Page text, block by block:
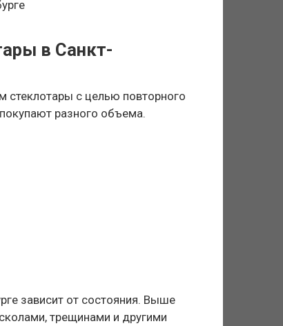
в Санкт-
стеклотары с целью повторного
разного объема.
зависит от состояния. Выше
трещинами и другими